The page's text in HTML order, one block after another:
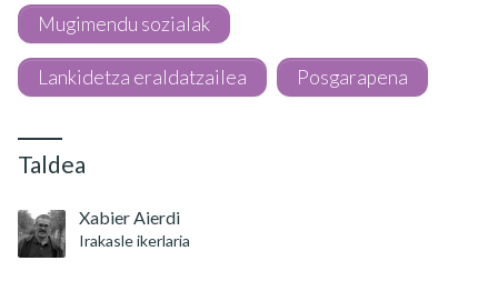
Mugimendu sozialak
Lankidetza eraldatzailea Posgarapena
Taldea
Xabier Aierdi
Irakasle ikerlaria